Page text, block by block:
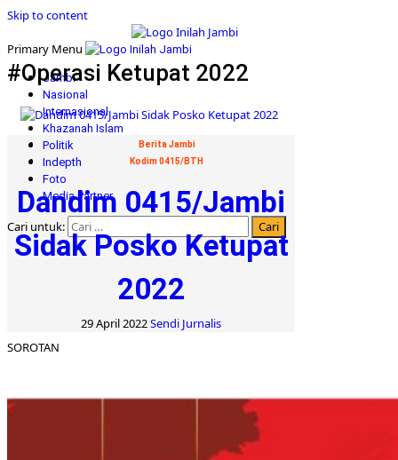
Skip to content
Primary Menu
Jambi
Nasional
Internasional
Khazanah Islam
Politik
Indepth
Foto
Media Partner
Cari untuk:
#Operasi Ketupat 2022
Berita Jambi
Kodim 0415/BTH
Dandim 0415/Jambi
Sidak Posko Ketupat
2022
29 April 2022Sendi Jurnalis
SOROTAN